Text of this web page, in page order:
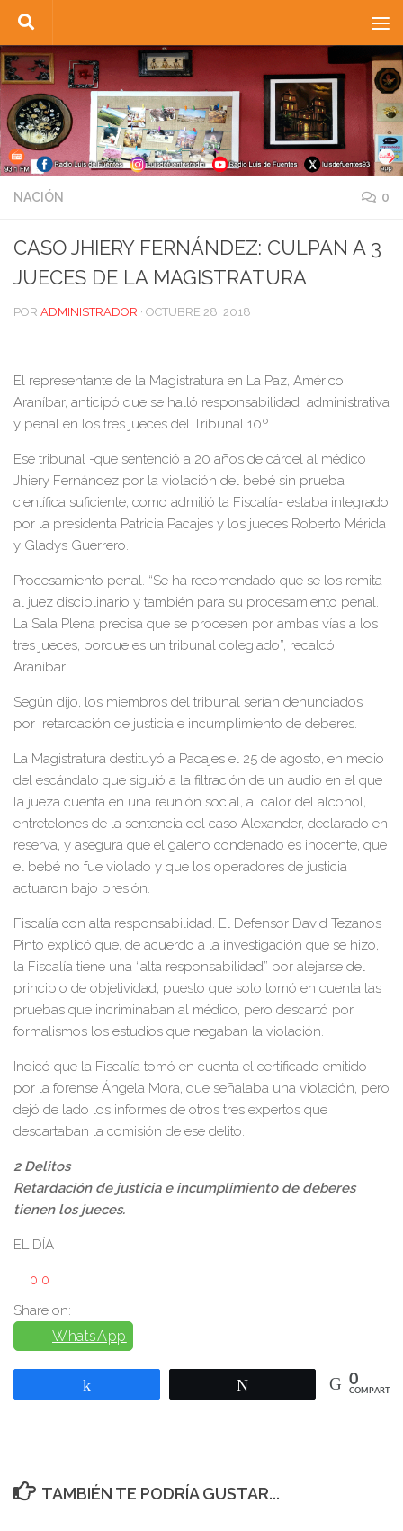
Saltar al contenido
NACIÓN 0
CASO JHIERY FERNÁNDEZ: CULPAN A 3
JUECES DE LA MAGISTRATURA
POR ADMINISTRADOR · OCTUBRE 28, 2018
El representante de la Magistratura en La Paz, Américo
Araníbar, anticipó que se halló responsabilidad administrativa
y penal en los tres jueces del Tribunal 10º.
Ese tribunal -que sentenció a 20 años de cárcel al médico
Jhiery Fernández por la violación del bebé sin prueba
científica suficiente, como admitió la Fiscalía- estaba integrado
por la presidenta Patricia Pacajes y los jueces Roberto Mérida
y Gladys Guerrero.
Procesamiento penal. “Se ha recomendado que se los remita
al juez disciplinario y también para su procesamiento penal.
La Sala Plena precisa que se procesen por ambas vías a los
tres jueces, porque es un tribunal colegiado”, recalcó
Araníbar.
Según dijo, los miembros del tribunal serían denunciados
por retardación de justicia e incumplimiento de deberes.
La Magistratura destituyó a Pacajes el 25 de agosto, en medio
del escándalo que siguió a la filtración de un audio en el que
la jueza cuenta en una reunión social, al calor del alcohol,
entretelones de la sentencia del caso Alexander, declarado en
reserva, y asegura que el galeno condenado es inocente, que
el bebé no fue violado y que los operadores de justicia
actuaron bajo presión.
Fiscalía con alta responsabilidad. El Defensor David Tezanos
Pinto explicó que, de acuerdo a la investigación que se hizo,
la Fiscalía tiene una “alta responsabilidad” por alejarse del
principio de objetividad, puesto que solo tomó en cuenta las
pruebas que incriminaban al médico, pero descartó por
formalismos los estudios que negaban la violación.
Indicó que la Fiscalía tomó en cuenta el certificado emitido
por la forense Ángela Mora, que señalaba una violación, pero
dejó de lado los informes de otros tres expertos que
descartaban la comisión de ese delito.
2 Delitos
Retardación de justicia e incumplimiento de deberes
tienen los jueces.
EL DÍA
0 0
Share on:
WhatsApp
0
COMPARTIR
TAMBIÉN TE PODRÍA GUSTAR...